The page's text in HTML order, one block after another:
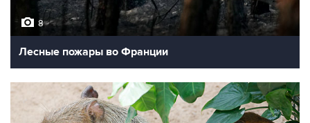
8
Лесные пожары во Франции